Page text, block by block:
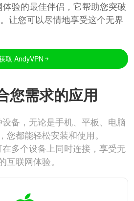
验的最佳伴侣，它帮助您突破
让您可以尽情地享受这个无界
取 AndyVPN
您需求的应用
备，无论是手机、平板、电脑
您都能轻松安装和使用。
多个设备上同时连接，享受无
互联网体验。